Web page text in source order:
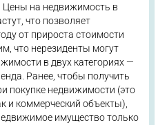
Цены на недвижимость в
что позволяет
от прироста стоимости
что нерезиденты могут
в двух категориях —
Ранее, чтобы получить
покупке недвижимости (это
и коммерческий объекты),
имущество только